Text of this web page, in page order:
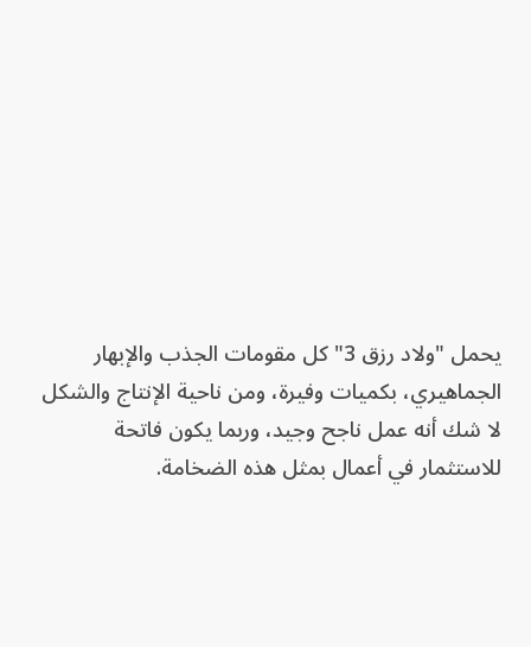
يحمل "ولاد رزق 3" كل مقومات الجذب والإبهار
الجماهيري، بكميات وفيرة، ومن ناحية الإنتاج والشكل
لا شك أنه عمل ناجح وجيد، وربما يكون فاتحة
للاستثمار في أعمال بمثل هذه الضخامة.